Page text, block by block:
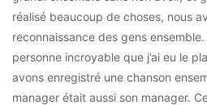
réalisé beaucoup de choses, nous
reconnaissance des gens
personne incroyable que j’ai eu le
avons enregistré une chanson
manager était aussi son manager.